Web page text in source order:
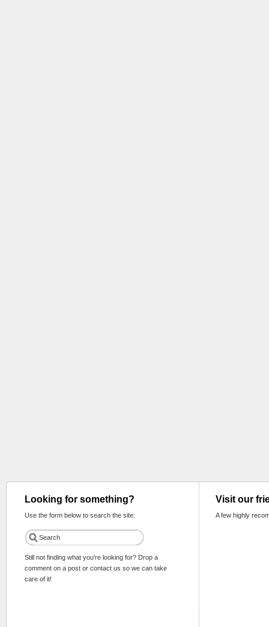
Looking for something?
Use the form below to search the site:
Still not finding what you're looking for? Drop a
comment on a post or contact us so we can take
care of it!
Visit our
A few highly